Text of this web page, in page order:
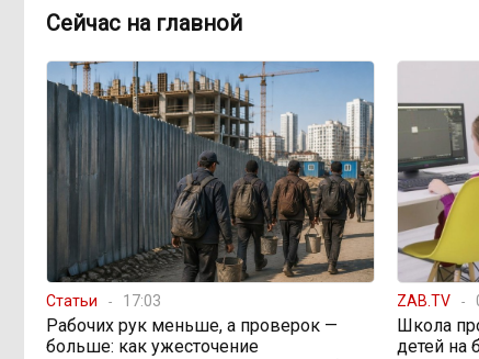
где бюджетники могут остаться без
выплат
17:30, 5 августа «Их масштаб может
превысить весь наш опыт»: Осипов
предупреждает о климатической
угрозе на фоне пожаров в Европе
16:00, 5 августа
По волнам Арахлея: на
любимом озере забайкальцев
улучшили LTE-сеть
12:33, 5 августа Путин подписал закон,
Сейчас на главной
Статьи 17:03
Рабочих рук меньше, а проверок —
больше: как ужесточение
ZAB.TV
Школа
детей на